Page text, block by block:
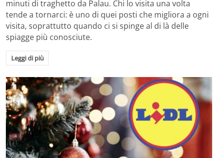
minuti di traghetto da Palau. Chi lo visita una volta
tende a tornarci: è uno di quei posti che migliora a ogni
visita, soprattutto quando ci si spinge al di là delle
spiagge più conosciute.
Leggi di più